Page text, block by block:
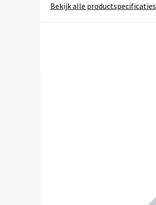
Bekijk alle productspecificaties